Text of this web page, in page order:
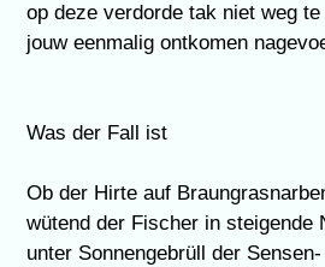
op deze verdorde tak niet weg
jouw eenmalig ontkomen
Was der Fall ist
Ob der Hirte auf
wütend der Fischer in steigende
unter Sonnengebrüll der